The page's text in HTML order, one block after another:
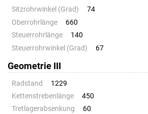
Sitzrohrwinkel (Grad)
74
Oberrohrlänge
660
Steuerrohrlänge
140
Steuerrohrwinkel (Grad)
67
Geometrie III
Radstand
1229
Kettenstrebenlänge
450
Tretlagerabsenkung
60